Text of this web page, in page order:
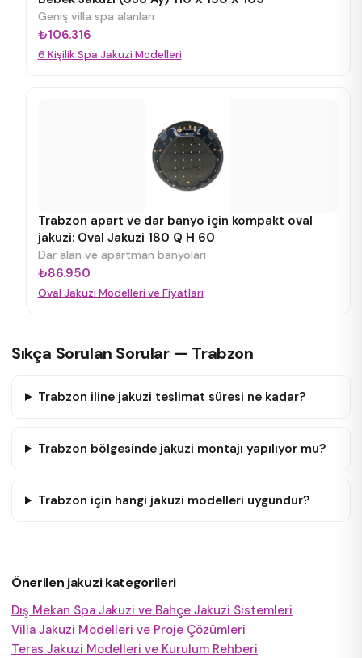
Geniş villa spa alanları
₺106.316
6 Kişilik Spa Jakuzi Modelleri
Trabzon apart ve dar banyo için kompakt oval
jakuzi: Oval Jakuzi 180 Q H 60
Dar alan ve apartman banyoları
₺86.950
Oval Jakuzi Modelleri ve Fiyatları
Sıkça Sorulan Sorular — Trabzon
Trabzon iline jakuzi teslimat süresi ne kadar?
Trabzon bölgesinde jakuzi montajı yapılıyor mu?
Trabzon için hangi jakuzi modelleri uygundur?
Önerilen jakuzi kategorileri
Dış Mekan Spa Jakuzi ve Bahçe Jakuzi Sistemleri
Villa Jakuzi Modelleri ve Proje Çözümleri
Teras Jakuzi Modelleri ve Kurulum Rehberi